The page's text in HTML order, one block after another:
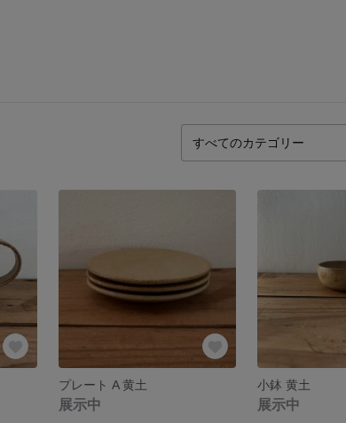
プレート A 黄土
展示中
小鉢 黄土
展示中